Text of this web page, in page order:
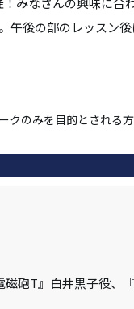
午後の部のレッスン
のみを目的とされる方
磁砲T』白井黒子役、